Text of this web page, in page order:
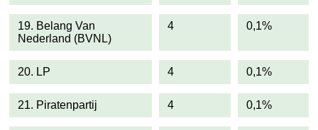
19. Belang Van
Nederland (BVNL)
4 0,1%
20. LP 4 0,1%
21. Piratenpartij 4 0,1%